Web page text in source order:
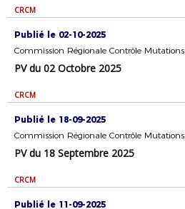
CRCM
Publié le 02-10-2025
Commission Régionale Contrôle Mutations
PV du 02 Octobre 2025
CRCM
Publié le 18-09-2025
Commission Régionale Contrôle Mutations
PV du 18 Septembre 2025
CRCM
Publié le 11-09-2025